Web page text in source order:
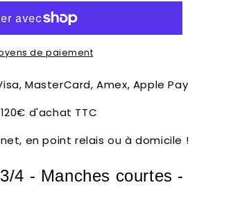
de paiement
MasterCard, Amex, Apple Pay
d'achat TTC
en point relais ou à domicile !
4 - Manches courtes -